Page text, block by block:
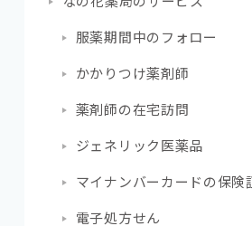
服薬期間中のフォロー
かかりつけ薬剤師
薬剤師の在宅訪問
ジェネリック医薬品
マイナンバーカードの保険
電子処方せん